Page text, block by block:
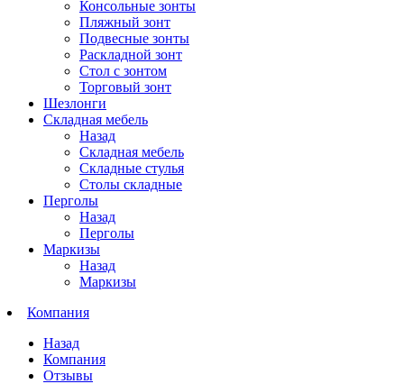
Консольные зонты
Пляжный зонт
Подвесные зонты
Раскладной зонт
Стол с зонтом
Торговый зонт
Шезлонги
Складная мебель
Назад
Складная мебель
Складные стулья
Столы складные
Перголы
Назад
Перголы
Маркизы
Назад
Маркизы
Компания
Назад
Компания
Отзывы